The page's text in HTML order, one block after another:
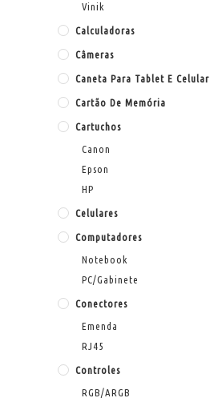
Vinik
Calculadoras
Câmeras
Caneta Para Tablet E Celular
Cartão De Memória
Cartuchos
Canon
Epson
HP
Celulares
Computadores
Notebook
PC/Gabinete
Conectores
Emenda
RJ45
Controles
RGB/ARGB